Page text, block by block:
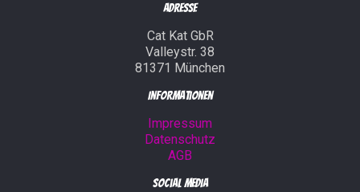
Adresse
Cat Kat GbR
Valleystr. 38
81371 München
Informationen
Impressum
Datenschutz
AGB
Social Media